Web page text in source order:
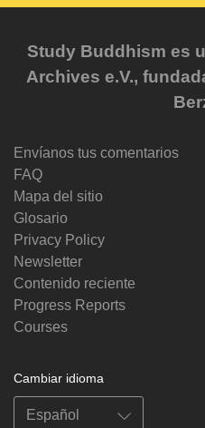
Study Buddhism es
Archives e.V.,
Envíanos tus comentarios
FAQ
Mapa del sitio
Glosario
Privacy Policy
Newsletter
Contenido reciente
Progress Reports
Courses
Cambiar idioma